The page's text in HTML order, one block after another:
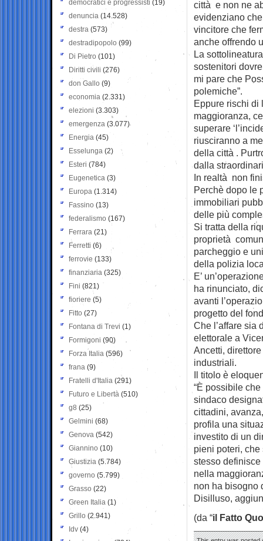
città e non ne
evidenziano
vincitore che
anche offrendo
La
sostenitori
mi pare che
polemiche”.
Eppure rischi di
maggioranza,
superare
riusciranno a
della città .
dalla
In realtà non
Perchè dopo le
immobiliari
delle più
Si tratta della
proprietà
parcheggio e
della polizia
E’
ha rinunciato,
avanti
progetto del
Che l’affare sia
elettorale a
Ancetti,
industriali.
Il titolo è
“È possibile che
sindaco
cittadini,
profila una
investito di un
pieni poteri,
stesso
nella
non ha bisogno
Disilluso,
(da “il Fatto
democratici e progressisti (19)
denuncia (14.528)
destra (573)
destradipopolo (99)
Di Pietro (101)
Diritti civili (276)
don Gallo (9)
economia (2.331)
elezioni (3.303)
emergenza (3.077)
Energia (45)
Esselunga (2)
Esteri (784)
Eugenetica (3)
Europa (1.314)
Fassino (13)
federalismo (167)
Ferrara (21)
Ferretti (6)
ferrovie (133)
finanziaria (325)
Fini (821)
fioriere (5)
Fitto (27)
Fontana di Trevi (1)
Formigoni (90)
Forza Italia (596)
frana (9)
Fratelli d'Italia (291)
Futuro e Libertà (510)
g8 (25)
Gelmini (68)
Genova (542)
Giannino (10)
Giustizia (5.784)
governo (5.799)
Grasso (22)
Green Italia (1)
Grillo (2.941)
Idv (4)